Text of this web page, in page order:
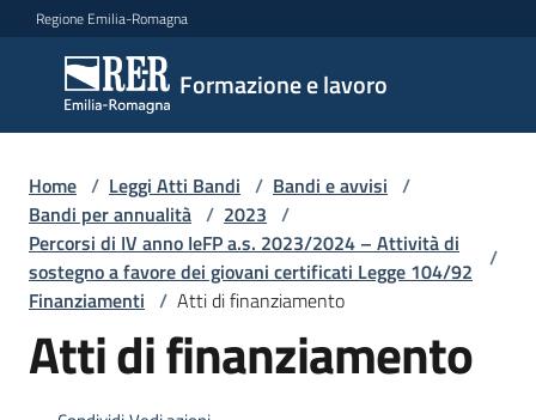
Vai al contenuto
Vai alla navigazione
Vai al footer
Regione Emilia-Romagna
Formazione e lavoro
Formazione
e lavoro
Argomenti
Novità
Home / Leggi Atti Bandi / Bandi e avvisi /
Bandi per annualità / 2023 /
Percorsi di IV anno IeFP a.s. 2023/2024 – Attività di
sostegno a favore dei giovani certificati Legge 104/92
/
Finanziamenti / Atti di finanziamento
Atti di finanziamento